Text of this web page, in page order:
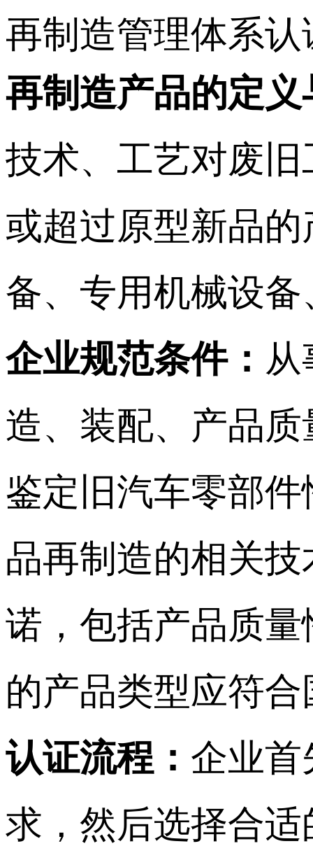
再制造管理体系
再制造产品的定
技术、工艺对废
或超过原型新品
备、专用机械设
企业规范条件：
造、装配、产品
鉴定旧汽车零部
品再制造的相关
诺，包括产品质
的产品类型应符
认证流程： 企业首
求，然后选择合